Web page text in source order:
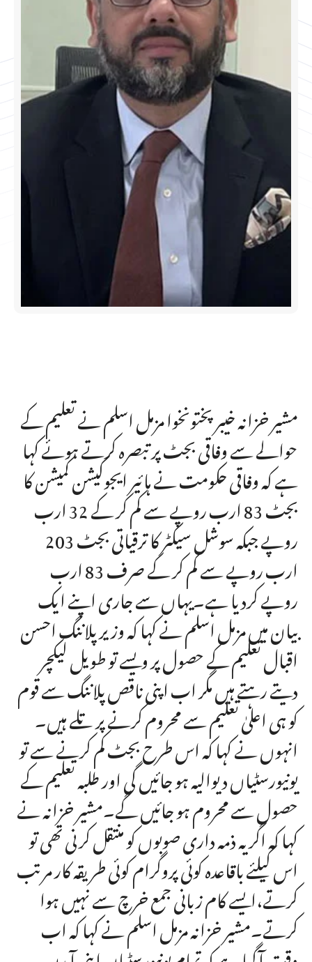
مشیر خزانہ خیبرپختونخوا مزمل اسلم نے تعلیم کے
حوالے سے وفاقی بجٹ پر تبصرہ کرتے ہوئے کہا
ہے کہ وفاقی حکومت نے ہائیر ایجوکیشن کمیشن کا
بجٹ 83 ارب روپے سے کم کر کے 32 ارب
روپے جبکہ سوشل سیکٹر کا ترقیاتی بجٹ 203
ارب روپے سے کم کر کے صرف 83 ارب
روپے کردیا ہے۔یہاں سے جاری اپنے ایک
بیان میں مزمل اسلم نے کہا کہ وزیر پلاننگ احسن
اقبال تعلیم کے حصول پر ویسے تو طویل لیکچر
دیتے رہتے ہیں مگر اب اپنی ناقص پلاننگ سے قوم
کو ہی اعلیٰ تعلیم سے محروم کرنے پر تلے ہیں۔
انہوں نے کہا کہ اس طرح بجٹ کم کرنے سے تو
یونیورسٹیاں دیوالیہ ہو جائیں گی اور طلبہ تعلیم کے
حصول سے محروم ہو جائیں گے۔مشیر خزانہ نے
کہا کہ اگر یہ ذمہ داری صوبوں کو منتقل کرنی تھی تو
اس کیلئے باقاعدہ کوئی پروگرام کوئی طریقہ کار مرتب
کرتے،ایسے کام زبانی جمع خرچ سے نہیں ہوا
کرتے۔مشیر خزانہ مزمل اسلم نے کہا کہ اب